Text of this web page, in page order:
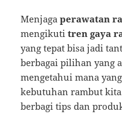
Menjagaperawatan
mengikutitren gaya
yang tepat bisa jadi
berbagai pilihan yang
mengetahui mana
kebutuhan rambut
berbagi tips dan